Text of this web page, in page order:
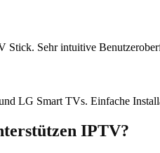
Stick. Sehr intuitive
LG Smart TVs. Einfache
IPTV?